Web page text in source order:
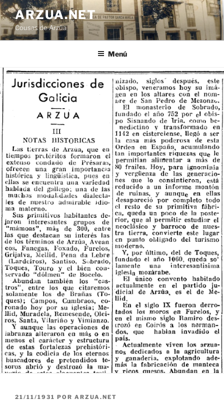
Ir
o
contido
ARZUA.NET
Cousas de Arzúa
Menú
PUBLICADO
21/11/1931 POR ARZUA.NET